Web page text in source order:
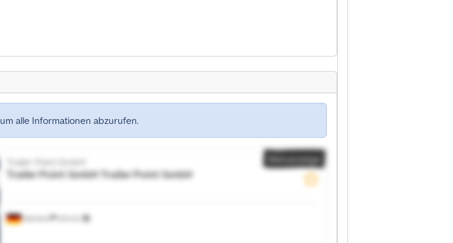
um alle Informationen abzurufen.
Kleinanzeige
Warstein
Trailer Point GmbH
Trailer Point GmbH Trailer Point GmbH